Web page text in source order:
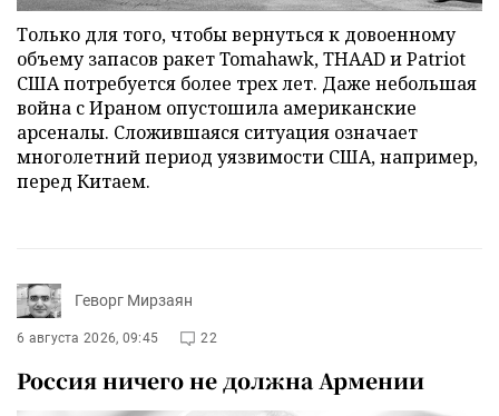
Только для того, чтобы вернуться к довоенному
объему запасов ракет Tomahawk, THAAD и Patriot
США потребуется более трех лет. Даже небольшая
война с Ираном опустошила американские
арсеналы. Сложившаяся ситуация означает
многолетний период уязвимости США, например,
перед Китаем.
Геворг Мирзаян
6 августа 2026, 09:45 22
Россия ничего не должна Армении